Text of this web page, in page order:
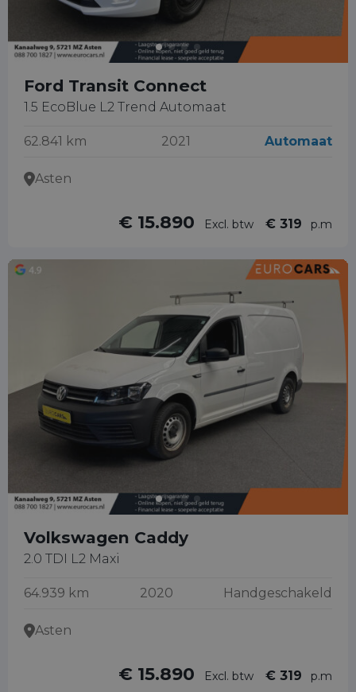
Ford Transit Connect
1.5 EcoBlue L2 Trend Automaat
62.841 km 2021 Automaat
Asten
€ 15.890 Excl. btw € 319 p.m
Volkswagen Caddy
2.0 TDI L2 Maxi
64.939 km 2020 Handgeschakeld
Asten
€ 15.890 Excl. btw € 319 p.m